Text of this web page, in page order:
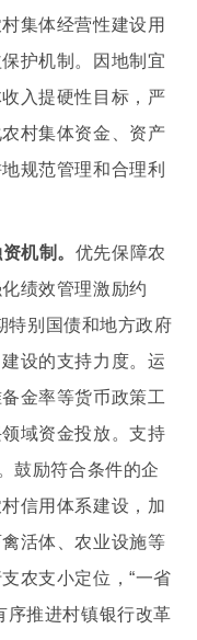
集体经营性建设用
护机制。因地制宜
入提硬性目标，严
村集体资金、资产
规范管理和合理利
机制。 优先保障农
绩效管理激励约
特别国债和地方政府
设的支持力度。运
金率等货币政策工
域资金投放。支持
鼓励符合条件的企
信用体系建设，加
活体、农业设施等
农支小定位，“一省
序推进村镇银行改革